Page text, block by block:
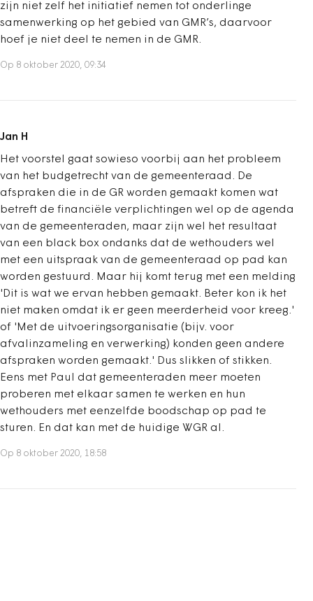
zijn niet zelf het initiatief nemen tot onderlinge
samenwerking op het gebied van GMR’s, daarvoor
hoef je niet deel te nemen in de GMR.
Op 8 oktober 2020, 09:34
Jan H
Het voorstel gaat sowieso voorbij aan het probleem
van het budgetrecht van de gemeenteraad. De
afspraken die in de GR worden gemaakt komen wat
betreft de financiële verplichtingen wel op de agenda
van de gemeenteraden, maar zijn wel het resultaat
van een black box ondanks dat de wethouders wel
met een uitspraak van de gemeenteraad op pad kan
worden gestuurd. Maar hij komt terug met een melding
'Dit is wat we ervan hebben gemaakt. Beter kon ik het
niet maken omdat ik er geen meerderheid voor kreeg.'
of 'Met de uitvoeringsorganisatie (bijv. voor
afvalinzameling en verwerking) konden geen andere
afspraken worden gemaakt.' Dus slikken of stikken.
Eens met Paul dat gemeenteraden meer moeten
proberen met elkaar samen te werken en hun
wethouders met eenzelfde boodschap op pad te
sturen. En dat kan met de huidige WGR al.
Op 8 oktober 2020, 18:58